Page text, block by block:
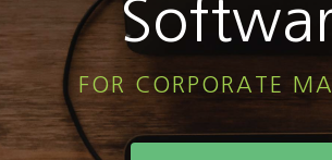
FOR CORPORATE